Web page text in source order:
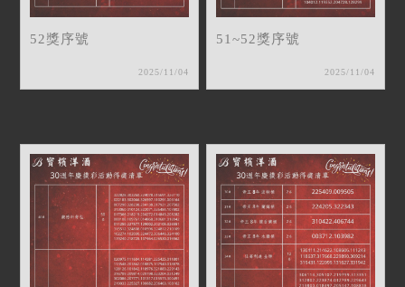
52獎序號
2025/11/04
51~52獎序號
2025/11/04